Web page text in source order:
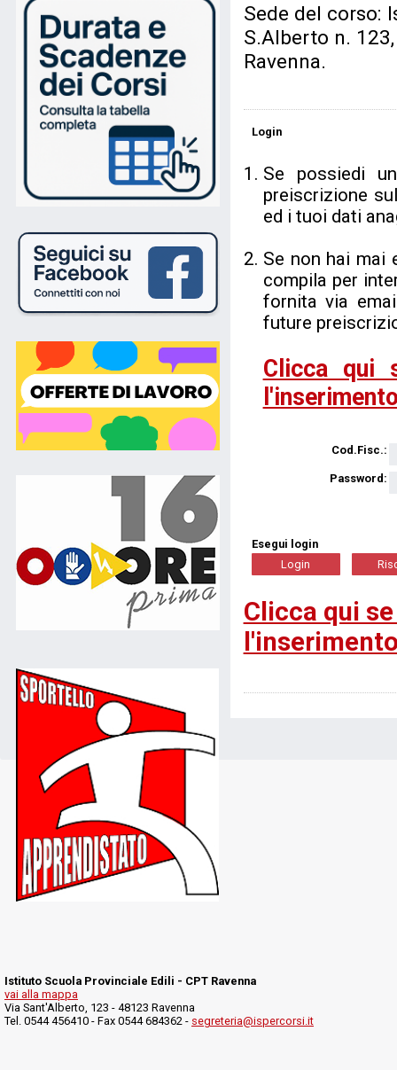
Sede del corso:
S.Alberto n.
Ravenna.
Login
Se possiedi
preiscrizione
ed i tuoi dati
Se non hai mai
compila per
fornita via
future
Clicca qui
Cod.Fisc.:
Password:
Esegui login
Clicca qui
Istituto Scuola Provinciale Edili - CPT Ravenna
vai alla mappa
Via Sant'Alberto, 123 - 48123 Ravenna
Tel. 0544 456410 - Fax 0544 684362 - segreteria@ispercorsi.it